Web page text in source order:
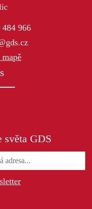
484 966
mapě
GDS